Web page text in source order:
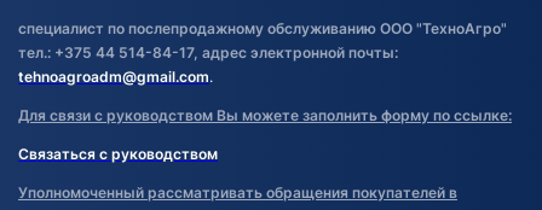
специалист по послепродажному обслуживанию ООО "ТехноАгро"
тел.: +375 44 514-84-17, адрес электронной почты:
tehnoagroadm@gmail.com.
Для связи с руководством Вы можете заполнить форму по ссылке:
Связаться с руководством
Уполномоченный рассматривать обращения покупателей в